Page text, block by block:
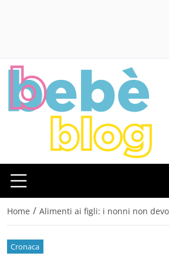
Home / Alimenti ai figli: i nonni non
Cronaca